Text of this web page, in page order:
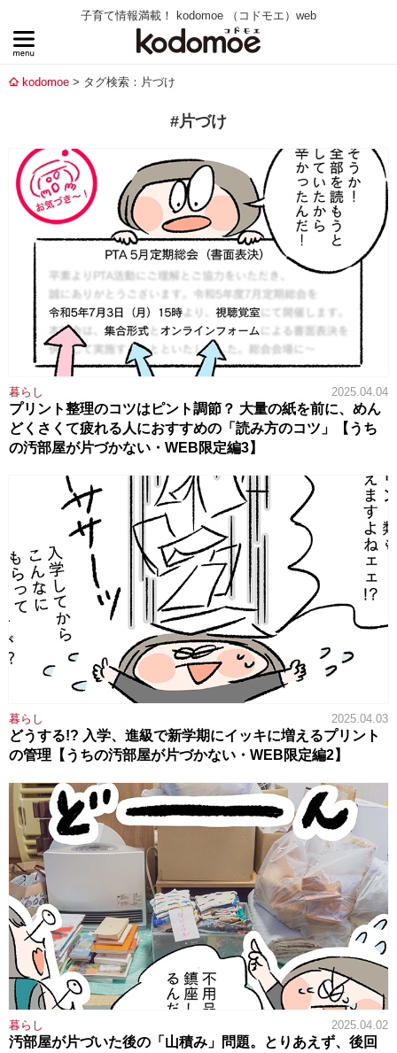
子育て情報満載！ kodomoe （コドモエ）web
kodomoe タグ検索：片づけ
#片づけ
暮らし 2025.04.04
プリント整理のコツはピント調節？ 大量の紙を前に、めん
どくさくて疲れる人におすすめの「読み方のコツ」【うち
の汚部屋が片づかない・WEB限定編3】
暮らし 2025.04.03
どうする!? 入学、進級で新学期にイッキに増えるプリント
の管理【うちの汚部屋が片づかない・WEB限定編2】
暮らし 2025.04.02
汚部屋が片づいた後の「山積み」問題。とりあえず、後回